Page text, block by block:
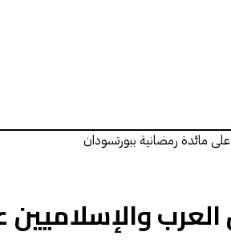
مائدة رمضانية ببورتسودان
والإسلاميين